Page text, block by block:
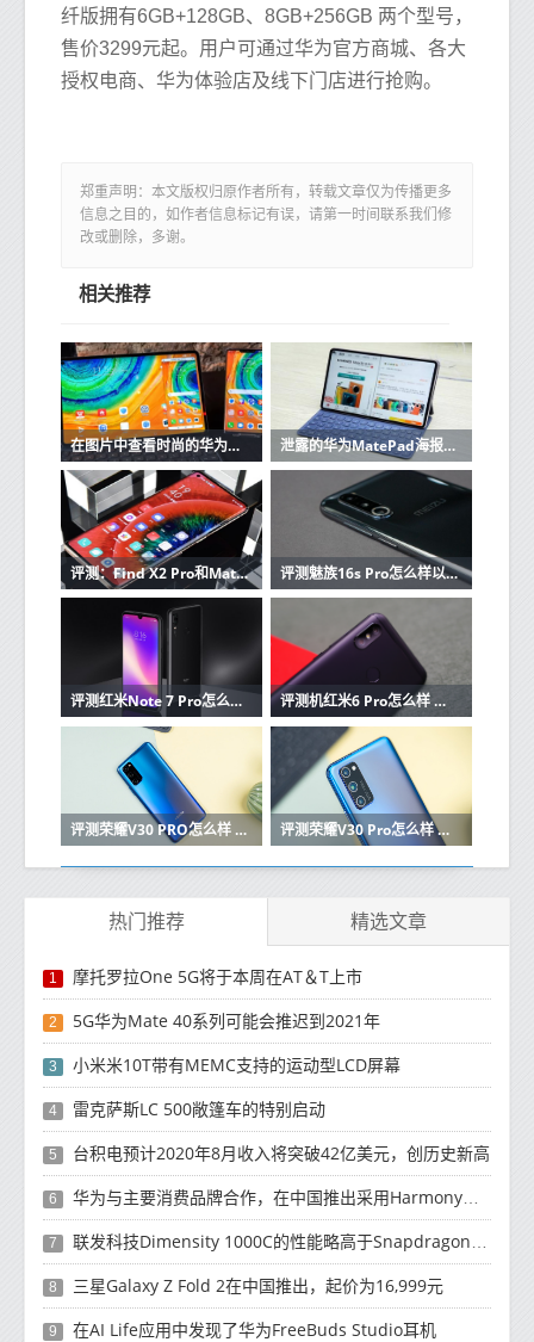
纤版拥有6GB+128GB、8GB+256GB 两个型号，
售价3299元起。用户可通过华为官方商城、各大
授权电商、华为体验店及线下门店进行抢购。
郑重声明：本文版权归原作者所有，转载文章仅为传播更多
信息之目的，如作者信息标记有误，请第一时间联系我们修
改或删除，多谢。
相关推荐
在图片中查看时尚的华为MatePad Pro 5G 泄露的华为MatePad海报确认其具有2K显示屏和手写笔支持
评测：Find X2 Pro和MatePad Pro 5G性能怎么样 评测魅族16s Pro怎么样以及Redmi Note 8 Pro如何
评测红米Note 7 Pro怎么样以及红米7如何 评测机红米6 Pro怎么样 与小米8颇有几分相似
评测荣耀V30 PRO怎么样 5G给你飞一般体验 评测荣耀V30 Pro怎么样 下完一部电影只需要1分钟
热门推荐 精选文章
1 摩托罗拉One 5G将于本周在AT＆T上市
2 5G华为Mate 40系列可能会推迟到2021年
3 小米米10T带有MEMC支持的运动型LCD屏幕
4 雷克萨斯LC 500敞篷车的特别启动
5 台积电预计2020年8月收入将突破42亿美元，创历史新高
6 华为与主要消费品牌合作，在中国推出采用HarmonyOS 2.0的智能家居产品
7 联发科技Dimensity 1000C的性能略高于Snapdragon 765G
8 三星Galaxy Z Fold 2在中国推出，起价为16,999元
9 在AI Life应用中发现了华为FreeBuds Studio耳机